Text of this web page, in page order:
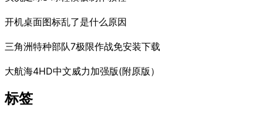
开机桌面图标乱了是什么原因
三角洲特种部队7极限作战免安装下载
大航海4HD中文威力加强版(附原版）
标签